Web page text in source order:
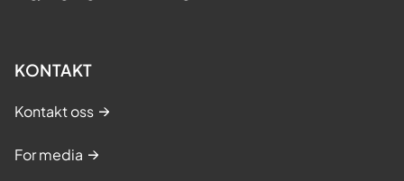
KONTAKT
Kontakt oss
For media